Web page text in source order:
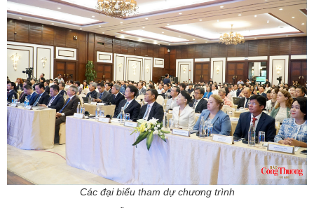
Các đại biểu tham dự chương trình